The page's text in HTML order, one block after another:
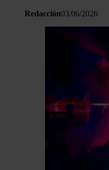
Redacción03/06/2026